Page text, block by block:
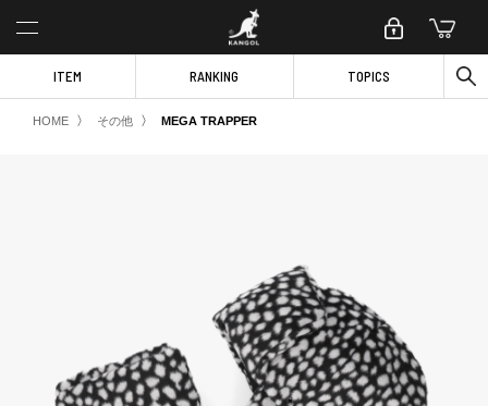
ITEM RANKING TOPICS
HOME 〉 その他 〉 MEGA TRAPPER